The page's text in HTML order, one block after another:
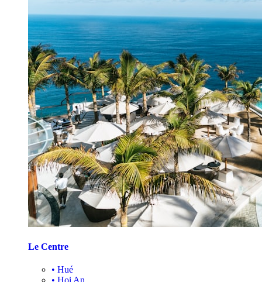
Le Centre
• Hué
• Hoi An